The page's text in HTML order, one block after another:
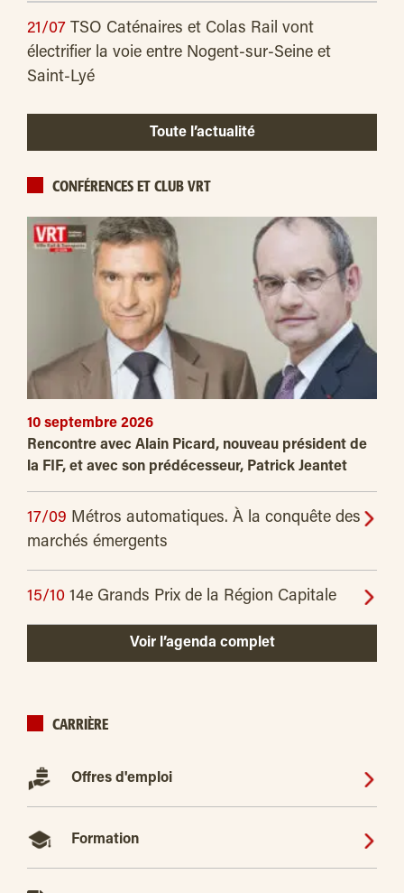
21/07 TSO Caténaires et Colas Rail vont
électrifier la voie entre Nogent-sur-Seine et
Saint-Lyé
Toute l’actualité
CONFÉRENCES ET CLUB VRT
10 septembre 2026
Rencontre avec Alain Picard, nouveau président de
la FIF, et avec son prédécesseur, Patrick Jeantet
17/09 Métros automatiques. À la conquête des
marchés émergents
15/10 14e Grands Prix de la Région Capitale
Voir l’agenda complet
CARRIÈRE
Offres d'emploi
Formation